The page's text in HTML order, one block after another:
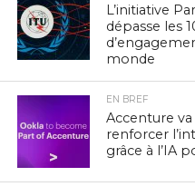
L’initiative
dépasse les
monde
EN BREF
Accenture
renforcer
grâce à l’IA